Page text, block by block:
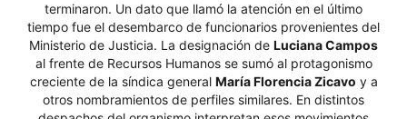
terminaron. Un dato que llamó la atención en el último
tiempo fue el desembarco de funcionarios provenientes del
Ministerio de Justicia. La designación de Luciana Campos
al frente de Recursos Humanos se sumó al protagonismo
creciente de la síndica general María Florencia Zicavo y a
otros nombramientos de perfiles similares. En distintos